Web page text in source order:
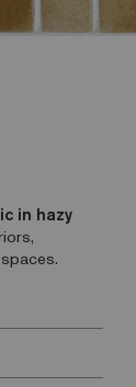
in hazy